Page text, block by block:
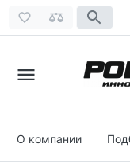
О компании